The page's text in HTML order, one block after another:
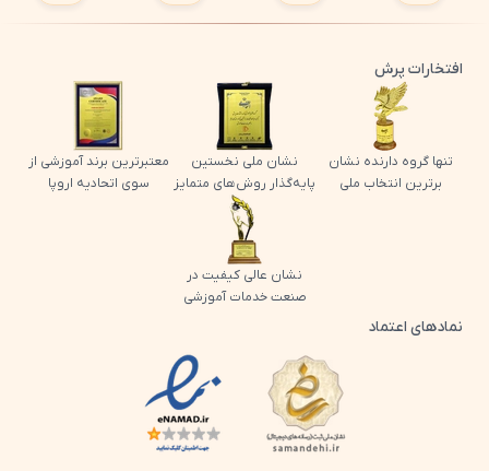
افتخارات پرش
تنها گروه دارنده نشان
برترین انتخاب ملی
نشان ملی نخستین
پایه‌گذار روش‌های متمایز
معتبرترین برند آموزشی از
سوی اتحادیه اروپا
نشان عالی کیفیت در
صنعت خدمات آموزشی
نمادهای اعتماد
لوگو اینماد پرش